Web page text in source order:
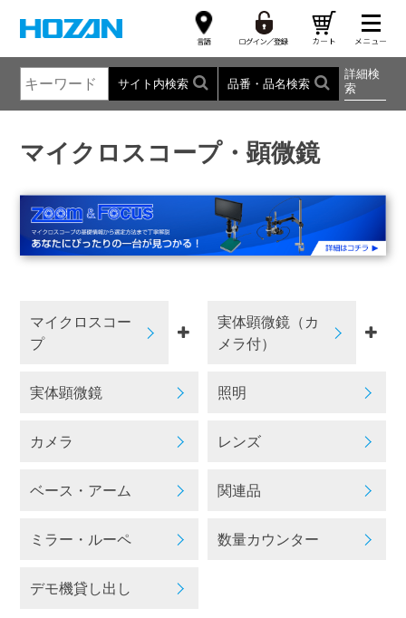
サイト内検索 品番・品名検索
詳細検
索
マイクロスコープ・顕微鏡
マイクロスコー
プ
実体顕微鏡（カ
メラ付）
実体顕微鏡 照明
カメラ レンズ
ベース・アーム 関連品
ミラー・ルーペ 数量カウンター
デモ機貸し出し